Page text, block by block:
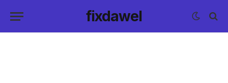
fixdawel